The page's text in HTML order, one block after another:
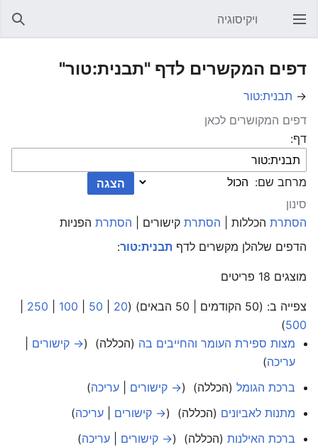
פתיחת התפריט הראשי ויקיסוגיה
דפים המקשרים לדף "תבנית:טור"
→ תבנית:טור
דפים המקושרים לכאן
דף:
מרחב שם:
סינון
הסתרת הכללות | הסתרת קישורים | הסתרת הפניות
הדפים שלהלן מקשרים לדף תבנית:טור:
מוצגים 18 פריטים
צפייה ב: (50 הקודמים | 50 הבאים) ( 20
50
100
250
500
)
מצות ספירת העומר והחייבים בה (הכללה) ‏ (→ קישורים
עריכה)
ברכת הגומל (הכללה) ‏ (→ קישורים עריכה)
מתנות לאביונים (הכללה) ‏ (→ קישורים עריכה)
ברכת האילנות (הכללה) ‏ (→ קישורים עריכה)